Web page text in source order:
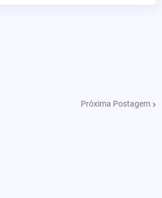
Próxima Postagem